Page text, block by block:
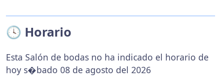
🕓 Horario
Esta Salón de bodas no ha indicado el horario de
hoy s�bado 08 de agosto del 2026